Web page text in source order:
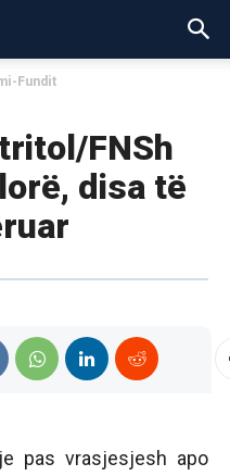
Fundit
FNSh
disa të
pas vrasjesjesh apo